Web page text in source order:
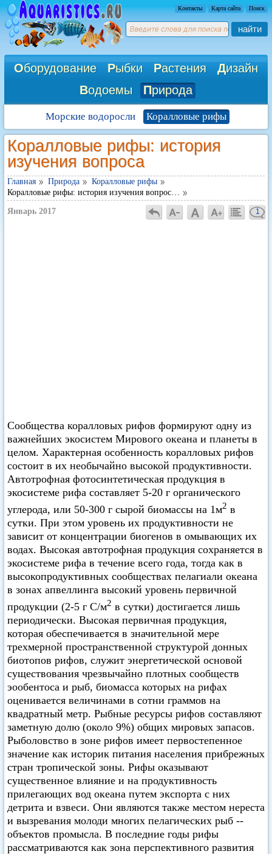
Контакты Карта сайта Поиск
найти
Оборудование Рыбки Растения Дизайн
Водоемы Природа
Морские водоросли Коралловые рифы
Коралловые рифы: история
изучения вопроса
Главная Природа
Коралловые рифы
Коралловые рифы: история изучения вопрос…
Январь 2017 1
Сообщества коралловых рифов формируют одну из
важнейших экосистем Мирового океана и планеты в
целом. Характерная особенность коралловых рифов
состоит в их необычайно высокой продуктивности.
Автотрофная фотосинтетическая продукция в
экосистеме рифа составляет 5-20 г органического
углерода, или 50-300 г сырой биомассы на 1м2 в
сутки. При этом уровень их продуктивности не
зависит от концентрации биогенов в омывающих их
водах. Высокая автотрофная продукция сохраняется в
экосистеме рифа в течение всего года, тогда как в
высокопродуктивных сообществах пелагиали океана
в зонах апвеллинга высокий уровень первичной
продукции (2-5 г С/м2 в сутки) достигается лишь
периодически. Высокая первичная продукция,
которая обеспечивается в значительной мере
трехмерной пространственной структурой донных
биотопов рифов, служит энергетической основой
существования чрезвычайно плотных сообществ
эообентоса и рыб, биомасса которых на рифах
оценивается величинами в сотни граммов на
квадратный метр. Рыбные ресурсы рифов составляют
заметную долю (около 9%) общих мировых запасов.
Рыболовство в зоне рифов имеет первостепенное
значение как историк питания населения прибрежных
стран тропической зоны. Рифы оказывают
существенное влияние и на продуктивность
прилегающих вод океана путем экспорта с них
детрита и взвеси. Они являются также местом нереста
и вызревания молоди многих пелагических рыб --
объектов промысла. В последние годы рифы
рассматриваются как зона перспективного развития